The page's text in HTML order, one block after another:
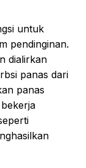
untuk
pendinginan.
dialirkan
panas dari
panas